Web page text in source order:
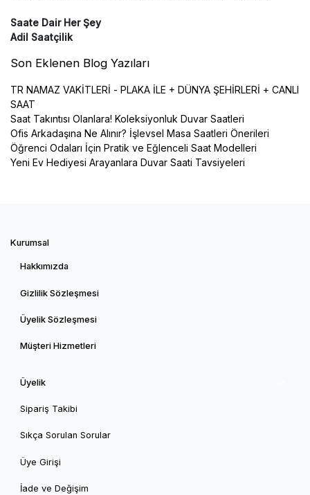
Saate Dair Her Şey
Adil Saatçilik
Son Eklenen Blog Yazıları
TR NAMAZ VAKİTLERİ - PLAKA İLE + DÜNYA ŞEHİRLERİ + CANLI
SAAT
Saat Takıntısı Olanlara! Koleksiyonluk Duvar Saatleri
Ofis Arkadaşına Ne Alınır? İşlevsel Masa Saatleri Önerileri
Öğrenci Odaları İçin Pratik ve Eğlenceli Saat Modelleri
Yeni Ev Hediyesi Arayanlara Duvar Saati Tavsiyeleri
Kurumsal
Hakkımızda
Gizlilik Sözleşmesi
Üyelik Sözleşmesi
Müşteri Hizmetleri
Üyelik
Sipariş Takibi
Sıkça Sorulan Sorular
Üye Girişi
İade ve Değişim